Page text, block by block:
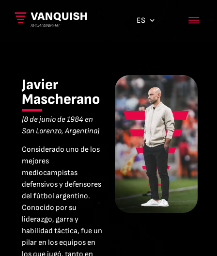
ES
EN
Javier
Mascherano
(8 de junio de 1984 en
San Lorenzo, Argentina)
Considerado uno de los
mejores
mediocampistas
defensivos y defensores
del fútbol argentino.
Conocido por su
liderazgo, garra y
habilidad táctica, fue un
pilar en los equipos en